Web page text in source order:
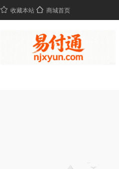
收藏本站 商城首页